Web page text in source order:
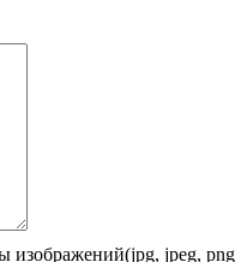
изображений(jpg, jpeg,